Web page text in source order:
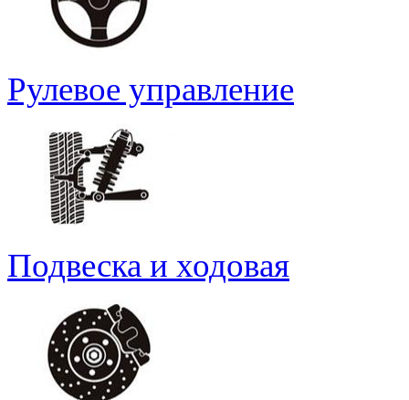
Рулевое управление
Подвеска и ходовая